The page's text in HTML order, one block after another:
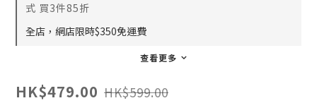
式 買3件85折
全店，網店限時$350免運費
查看更多
HK$479.00 HK$599.00